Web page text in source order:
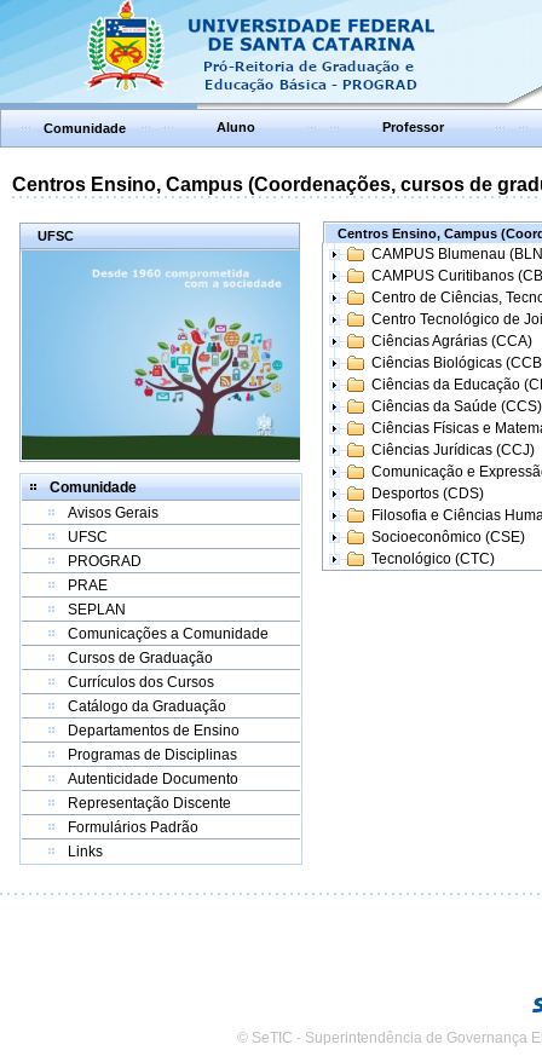
Comunidade Aluno Professor
Centros Ensino, Campus (Coordenações, cursos de
UFSC
Comunidade
Avisos Gerais
UFSC
PROGRAD
PRAE
SEPLAN
Comunicações a Comunidade
Cursos de Graduação
Currículos dos Cursos
Catálogo da Graduação
Departamentos de Ensino
Programas de Disciplinas
Autenticidade Documento
Representação Discente
Formulários Padrão
Links
Centros Ensino, Campus
CAMPUS Blumenau
CAMPUS Curitibanos
Centro de Ciências,
Centro Tecnológico de
Ciências Agrárias (CCA)
Ciências Biológicas
Ciências da Educação
Ciências da Saúde (CCS)
Ciências Físicas e
Ciências Jurídicas (CCJ)
Comunicação e
Desportos (CDS)
Filosofia e Ciências
Socioeconômico (CSE)
Tecnológico (CTC)
© SeTIC - Superintendência de Governança